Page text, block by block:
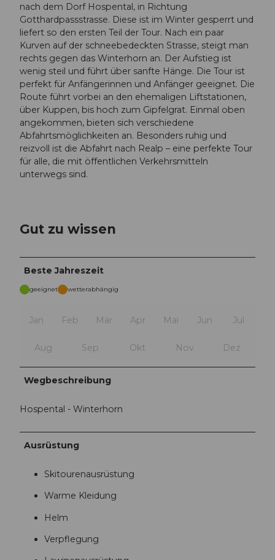
nach dem Dorf Hospental, in Richtung
Gotthardpassstrasse. Diese ist im Winter gesperrt und
liefert so den ersten Teil der Tour. Nach ein paar
Kurven auf der schneebedeckten Strasse, steigt man
rechts gegen das Winterhorn an. Der Aufstieg ist
wenig steil und führt über sanfte Hänge. Die Tour ist
perfekt für Anfängerinnen und Anfänger geeignet. Die
Route führt vorbei an den ehemaligen Liftstationen,
über Kuppen, bis hoch zum Gipfelgrat. Einmal oben
angekommen, bieten sich verschiedene
Abfahrtsmöglichkeiten an. Besonders ruhig und
reizvoll ist die Abfahrt nach Realp – eine perfekte Tour
für alle, die mit öffentlichen Verkehrsmitteln
unterwegs sind.
Gut zu wissen
Beste Jahreszeit
geeignet wetterabhängig
Jan Feb Mär Apr Mai Jun Jul
Aug Sep Okt Nov Dez
Wegbeschreibung
Hospental - Winterhorn
Ausrüstung
Skitourenausrüstung
Warme Kleidung
Helm
Verpflegung